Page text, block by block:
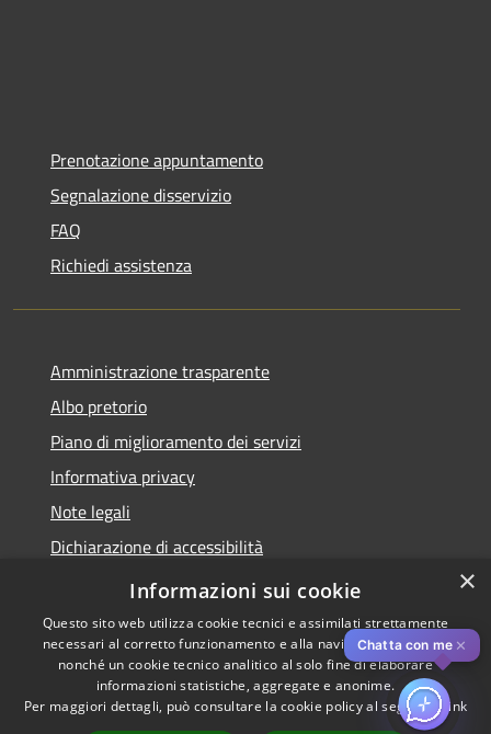
Prenotazione appuntamento
Segnalazione disservizio
FAQ
Richiedi assistenza
Amministrazione trasparente
Albo pretorio
Piano di miglioramento dei servizi
Informativa privacy
Note legali
Dichiarazione di accessibilità
Obiettivi di accessibilità per l'anno 2025
Accessibilità
Copyright © 2026 • Comune di
Rozzano • Powered by
Chatta con me ✕
×
Informazioni sui cookie
Questo sito web utilizza cookie tecnici e assimilati strettamente
necessari al corretto funzionamento e alla navigazione del sito,
nonché un cookie tecnico analitico al solo fine di elaborare
informazioni statistiche, aggregate e anonime.
Per maggiori dettagli, può consultare la cookie policy al seguente link